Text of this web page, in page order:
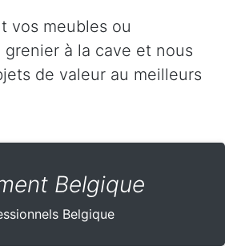
vos meubles ou
à la cave et nous
de valeur au meilleurs
Belgique
Belgique